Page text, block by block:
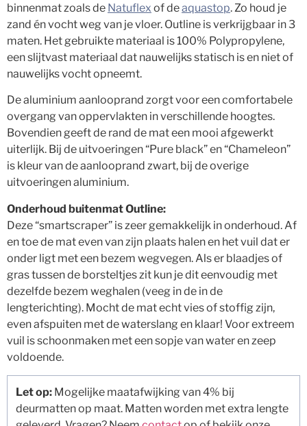
binnenmat zoals de Natuflex of deaquastop. Zo houd je
zand én vocht weg van je vloer. Outline is verkrijgbaar in 3
maten. Het gebruikte materiaal is 100% Polypropylene,
een slijtvast materiaal dat nauwelijks statisch is en niet of
nauwelijks vocht opneemt.
De aluminium aanlooprand zorgt voor een comfortabele
overgang van oppervlakten in verschillende hoogtes.
Bovendien geeft de rand de mat een mooi afgewerkt
uiterlijk. Bij de uitvoeringen “Pure black” en “Chameleon”
is kleur van de aanlooprand zwart, bij de overige
uitvoeringen aluminium.
Onderhoud buitenmat Outline:
Deze “smartscraper” is zeer gemakkelijk in onderhoud. Af
en toe de mat even van zijn plaats halen en het vuil dat er
onder ligt met een bezem wegvegen. Als er blaadjes of
gras tussen de borsteltjes zit kun je dit eenvoudig met
dezelfde bezem weghalen (veeg in de in de
lengterichting). Mocht de mat echt vies of stoffig zijn,
even afspuiten met de waterslang en klaar! Voor extreem
vuil is schoonmaken met een sopje van water en zeep
voldoende.
Let op: Mogelijke maatafwijking van 4% bij
deurmatten op maat. Matten worden met extra lengte